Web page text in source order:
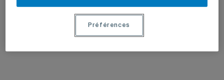
Préférences